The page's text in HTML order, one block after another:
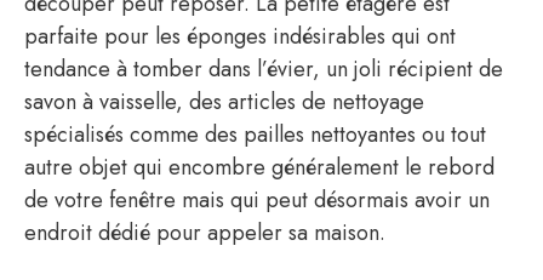
parfaite pour les éponges indésirables qui ont
tendance à tomber dans l’évier, un joli récipient de
savon à vaisselle, des articles de nettoyage
spécialisés comme des pailles nettoyantes ou tout
autre objet qui encombre généralement le rebord
de votre fenêtre mais qui peut désormais avoir un
endroit dédié pour appeler sa maison.